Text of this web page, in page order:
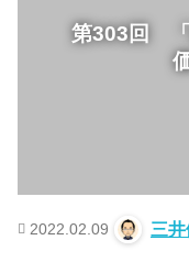
第303回 「
2022.02.09 三